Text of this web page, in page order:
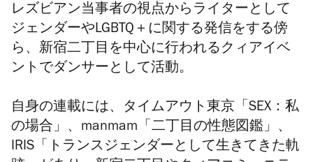
レズビアン当事者の視点からライターとして
ジェンダーやLGBTQ＋に関する発信をする傍
ら、新宿二丁目を中心に行われるクィアイベ
ントでダンサーとして活動。
自身の連載には、タイムアウト東京「SEX：私
の場合」、manmam「二丁目の性態図鑑」、
IRIS「トランスジェンダーとして生きてきた軌